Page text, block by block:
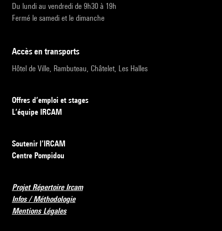
Du lundi au vendredi de 9h30 à 19h
Fermé le samedi et le dimanche
accès en transports
Hôtel de Ville, Rambuteau, Châtelet, Les Halles
Offres d’emploi et stages
L’équipe IRCAM
Soutenir l’IRCAM
Centre Pompidou
Projet Répertoire Ircam
Infos / Méthodologie
Mentions Légales